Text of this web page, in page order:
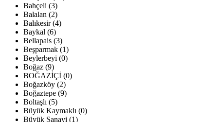
Bahçeli (3)
Balalan (2)
Balıkesir (4)
Baykal (6)
Bellapais (3)
Beşparmak (1)
Beylerbeyi (0)
Boğaz (9)
BOĞAZİÇİ (0)
Boğazköy (2)
Boğaztepe (9)
Boltaşlı (5)
Büyük Kaymaklı (0)
Büyük Sanayi (1)